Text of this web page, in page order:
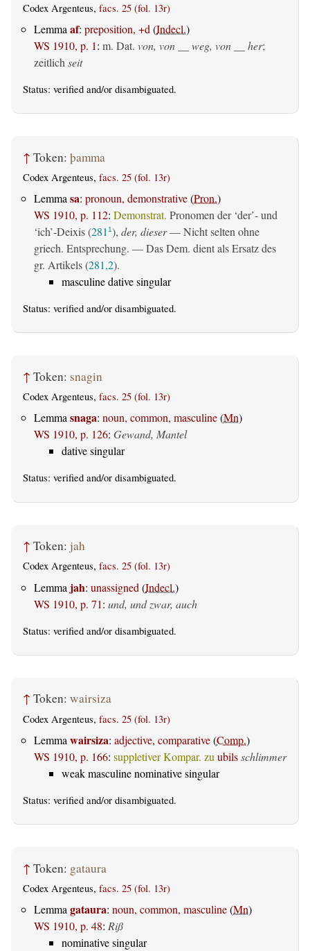
Codex Argenteus, facs. 25 (fol. 13r)
Lemma af: preposition, +d (Indecl.)
WS 1910, p. 1: m. Dat. von, von __ weg, von __ her;
zeitlich seit
Status: verified and/or disambiguated.
↑ Token: þamma
Codex Argenteus, facs. 25 (fol. 13r)
Lemma sa: pronoun, demonstrative(Pron.)
WS 1910, p. 112: Demonstrat. Pronomen der ‘der’- und
‘ich’-Deixis (281 1), der, dieser— Nicht selten ohne
griech. Entsprechung. — Das Dem. dient als Ersatz des
gr. Artikels (281,2).
masculine dative singular
Status: verified and/or disambiguated.
↑ Token: snagin
Codex Argenteus, facs. 25 (fol. 13r)
Lemmasnaga: noun, common, masculine(Mn)
WS 1910, p. 126: Gewand, Mantel
dative singular
Status: verified and/or disambiguated.
↑ Token: jah
Codex Argenteus, facs. 25 (fol. 13r)
Lemma jah: unassigned (Indecl.)
WS 1910, p. 71: und, und zwar, auch
Status: verified and/or disambiguated.
↑ Token: wairsiza
Codex Argenteus, facs. 25 (fol. 13r)
Lemma wairsiza: adjective, comparative(Comp.)
WS 1910, p. 166: suppletiver Kompar. zu ubilsschlimmer
weak masculine nominative singular
Status: verified and/or disambiguated.
↑ Token: gataura
Codex Argenteus, facs. 25 (fol. 13r)
Lemmagataura: noun, common, masculine(Mn)
WS 1910, p. 48: Riß
nominative singular